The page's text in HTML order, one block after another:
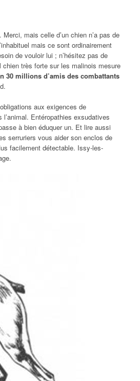
mais celle d’un chien n’a pas de
mais ce sont ordinairement
de vouloir lui ; n’hésitez pas de
très forte sur les malinois mesure
30 millions d’amis des combattants
aux exigences de
Entéropathies exsudatives
à bien éduquer un. Et lire aussi
serruriers vous aider son enclos de
facilement détectable. Issy-les-